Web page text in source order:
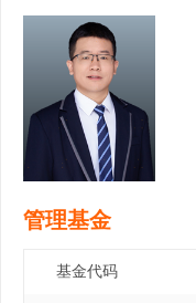
管理基金
基金代码